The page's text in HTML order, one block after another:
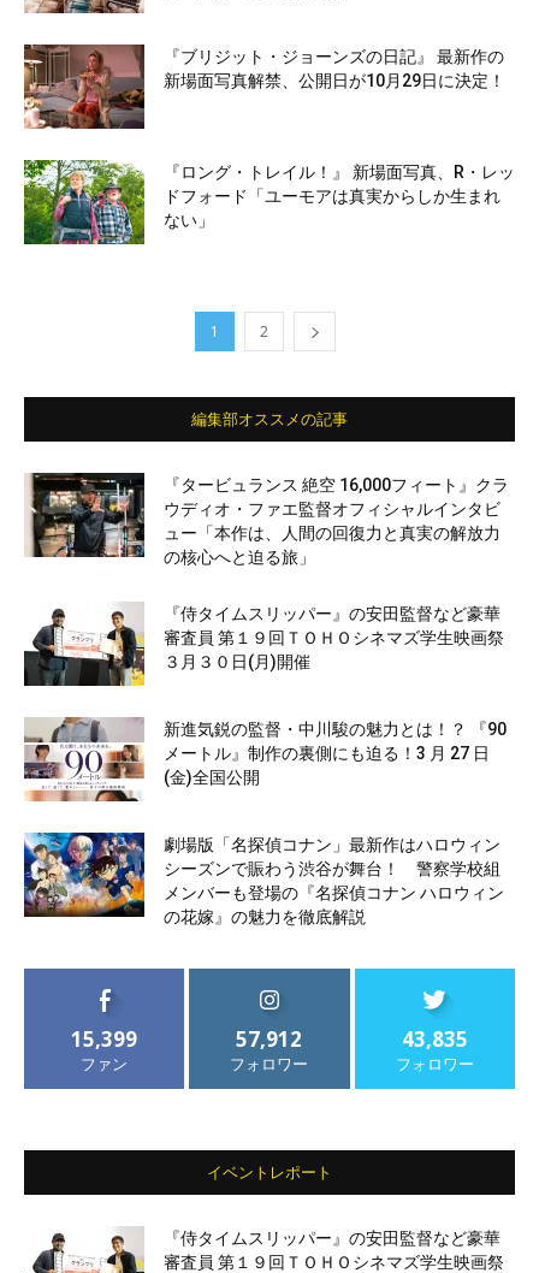
『ブリジット・ジョーンズの日記』 最新作の
新場面写真解禁、公開日が10月29日に決定！
『ロング・トレイル！』 新場面写真、R・レッ
ドフォード「ユーモアは真実からしか生まれ
ない」
1 2
編集部オススメの記事
『タービュランス 絶空 16,000フィート』クラ
ウディオ・ファエ監督オフィシャルインタビ
ュー「本作は、人間の回復力と真実の解放力
の核心へと迫る旅」
『侍タイムスリッパー』の安田監督など豪華
審査員 第１９回ＴＯＨＯシネマズ学生映画祭
３月３０日(月)開催
新進気鋭の監督・中川駿の魅力とは！？ 『90
メートル』制作の裏側にも迫る！3 月 27 日
(金)全国公開
劇場版「名探偵コナン」最新作はハロウィン
シーズンで賑わう渋谷が舞台！ 警察学校組
メンバーも登場の『名探偵コナン ハロウィン
の花嫁』の魅力を徹底解説
15,399
ファン
57,912
フォロワー
43,835
フォロワー
イベントレポート
『侍タイムスリッパー』の安田監督など豪華
審査員 第１９回ＴＯＨＯシネマズ学生映画祭